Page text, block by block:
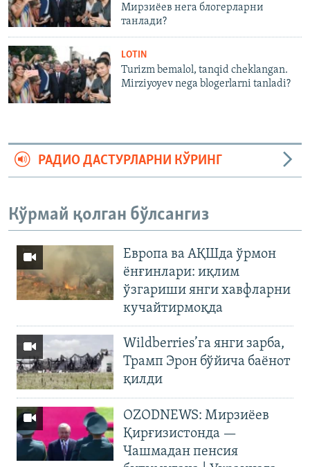
Мирзиёев нега блогерларни
танлади?
LOTIN
Turizm bemalol, tanqid cheklangan.
Mirziyoyev nega blogerlarni tanladi?
РАДИО ДАСТУРЛАРНИ КЎРИНГ
Кўрмай қолган бўлсангиз
Европа ва АҚШда ўрмон
ёнғинлари: иқлим
ўзгариши янги хавфларни
кучайтирмоқда
Wildberries’га янги зарба,
Трамп Эрон бўйича баёнот
қилди
OZODNEWS: Мирзиёев
Қирғизистонда —
Чашмадан пенсия